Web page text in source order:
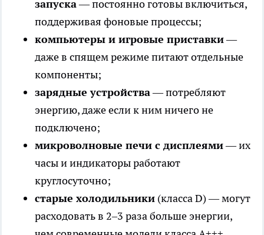
запуска— постоянно готовы включиться,
поддерживая фоновые процессы;
компьютеры и игровые приставки—
даже в спящем режиме питают отдельные
компоненты;
зарядные устройства— потребляют
энергию, даже если к ним ничего не
подключено;
микроволновые печи с дисплеями— их
часы и индикаторы работают
круглосуточно;
старые холодильники (класса D) — могут
расходовать в 2–3 раза больше энергии,